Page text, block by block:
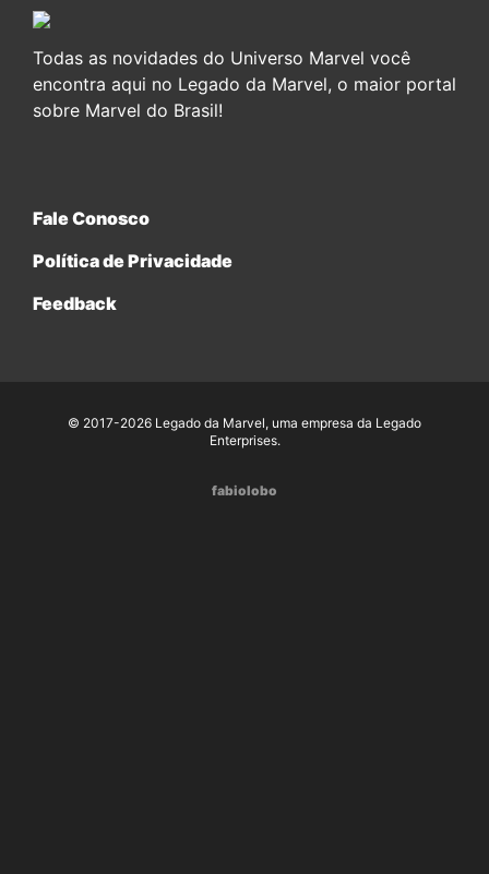
Todas as novidades do Universo Marvel você
encontra aqui no Legado da Marvel, o maior portal
sobre Marvel do Brasil!
Fale Conosco
Política de Privacidade
Feedback
© 2017-2026 Legado da Marvel, uma empresa da Legado
Enterprises.
fabiolobo